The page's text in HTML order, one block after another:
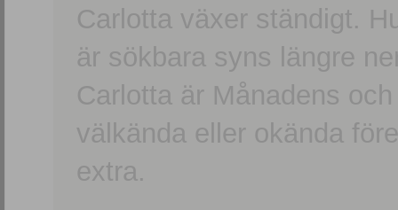
Carlotta växer ständigt.
är sökbara syns längre
Carlotta är Månadens
välkända eller okända
extra.